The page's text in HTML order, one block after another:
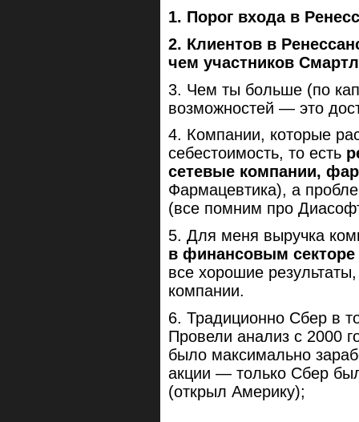
1. Порог входа в
2. Клиентов в
чем участников
3. Чем ты больше (по
возможностей — это
4. Компании, которые
себестоимость, то есть
сетевые компании,
Фармацевтика), а
(все помним про
5. Для меня выручка
в финансовым секторе
все хорошие
компании.
6. Традиционно Сбер в
Провели анализ с 2000
было максимально
акции — только Сбер
(открыл Америку);